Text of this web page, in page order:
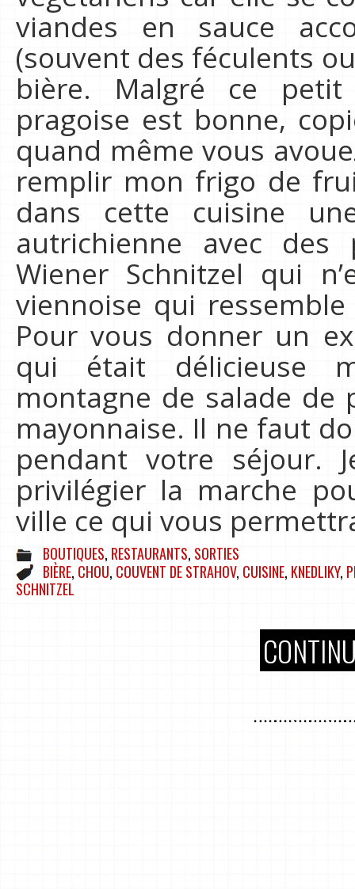
viandes en sauce
(souvent des féculents
bière. Malgré ce
pragoise est bonne,
quand même vous
remplir mon frigo de
dans cette cuisine
autrichienne avec
Wiener Schnitzel qui
viennoise qui
Pour vous donner un
qui était délicieuse
montagne de salade de
mayonnaise. Il ne faut
pendant votre séjour.
privilégier la marche
ville ce qui vous
BOUTIQUES, RESTAURANTS, SORTIES
BIÈRE, CHOU, COUVENT DE STRAHOV, CUISINE, KNEDLIKY,
SCHNITZEL